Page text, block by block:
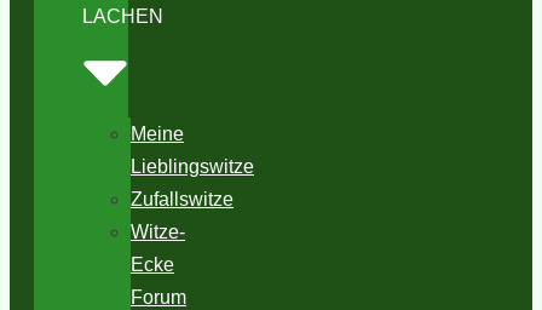
LACHEN
Meine
Lieblingswitze
Zufallswitze
Witze-
Ecke
Forum